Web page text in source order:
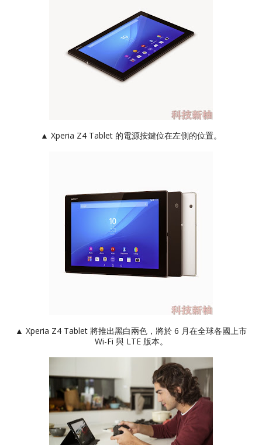
▲ Xperia Z4 Tablet 的電源按鍵位在左側的位置。
▲ Xperia Z4 Tablet 將推出黑白兩色，將於 6 月在全球各國上市
Wi-Fi 與 LTE 版本。